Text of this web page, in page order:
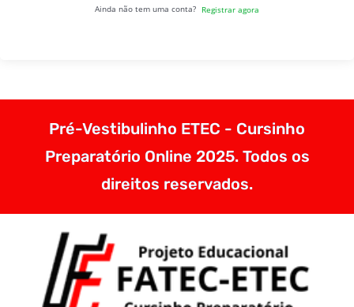
Ainda não tem uma conta? Registrar agora
Pré-Vestibulinho ETEC - Cursinho
Preparatório Online 2025. Todos os
direitos reservados.